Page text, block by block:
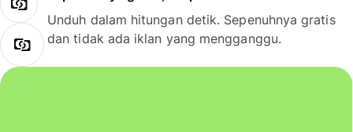
Unduh dalam hitungan detik. Sepenuhnya gratis
dan tidak ada iklan yang mengganggu.